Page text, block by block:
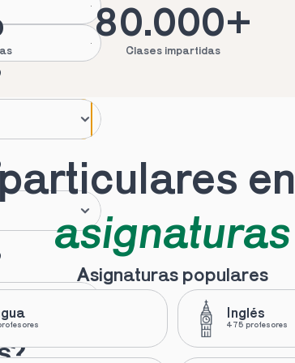
80.000+
Clases impartidas
en
asignaturas
Asignaturas populares
Inglés
475 profesores